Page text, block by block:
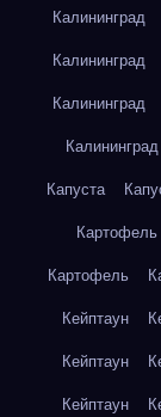
Калининград
Калининград
Калининград
Калининград
Капуста
Картофель
Картофель
Кейптаун
Кейптаун
Кейптаун